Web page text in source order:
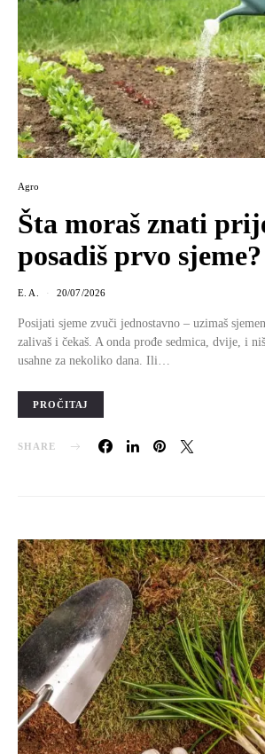
Agro
Šta moraš znati
posadiš prvo sjeme?
E. A. 20/07/2026
Posijati sjeme zvuči jednostavno – uzimaš
zalivaš i čekaš. A onda prođe sedmica, dvije, i
usahne za nekoliko dana. Ili…
PROČITAJ
SHARE